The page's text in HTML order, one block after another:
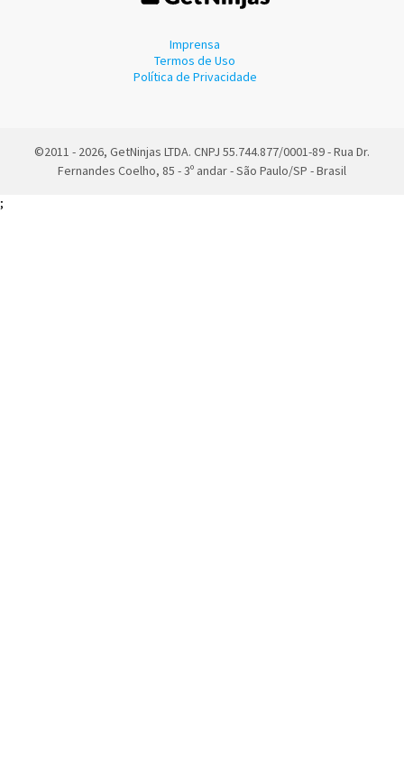
Imprensa
Termos de Uso
Política de Privacidade
©2011 - 2026, GetNinjas LTDA. CNPJ 55.744.877/0001-89 - Rua Dr.
Fernandes Coelho, 85 - 3º andar - São Paulo/SP - Brasil
;